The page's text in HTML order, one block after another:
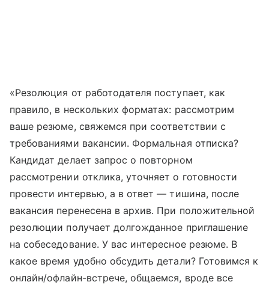
«Резолюция от работодателя поступает, как
правило, в нескольких форматах: рассмотрим
ваше резюме, свяжемся при соответствии с
требованиями вакансии. Формальная отписка?
Кандидат делает запрос о повторном
рассмотрении отклика, уточняет о готовности
провести интервью, а в ответ — тишина, после
вакансия перенесена в архив. При положительной
резолюции получает долгожданное приглашение
на собеседование. У вас интересное резюме. В
какое время удобно обсудить детали? Готовимся к
онлайн/офлайн-встрече, общаемся, вроде все